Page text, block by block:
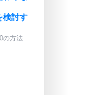
検討す
の方法